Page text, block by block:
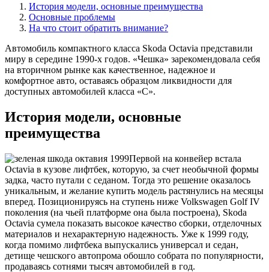
История модели, основные преимущества
Основные проблемы
На что стоит обратить внимание?
Автомобиль компактного класса Skoda Octavia представили
миру в середине 1990-х годов. «Чешка» зарекомендовала себя
на вторичном рынке как качественное, надежное и
комфортное авто, оставаясь образцом ликвидности для
доступных автомобилей класса «С».
История модели, основные
преимущества
Первой на конвейер встала
Octavia в кузове лифтбек, которую, за счет необычной формы
задка, часто путали с седаном. Тогда это решение оказалось
уникальным, и желание купить модель растянулись на месяцы
вперед. Позиционируясь на ступень ниже Volkswagen Golf IV
поколения (на чьей платформе она была построена), Skoda
Octavia сумела показать высокое качество сборки, отделочных
материалов и нехарактерную надежность. Уже к 1999 году,
когда помимо лифтбека выпускались универсал и седан,
детище чешского автопрома обошло собрата по популярности,
продаваясь сотнями тысяч автомобилей в год.